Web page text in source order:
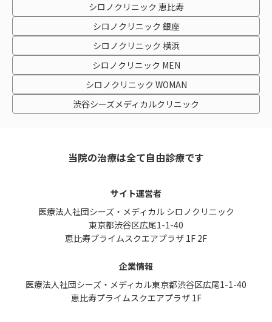
シロノクリニック 恵比寿
シロノクリニック 銀座
シロノクリニック 横浜
シロノクリニック MEN
シロノクリニック WOMAN
渋谷シーズメディカルクリニック
当院の治療は全て自由診療です
サイト運営者
医療法人社団シーズ・メディカル シロノクリニック
東京都渋谷区広尾1-1-40
恵比寿プライムスクエアプラザ 1F 2F
企業情報
医療法人社団シーズ・メディカル東京都渋谷区広尾1-1-40
恵比寿プライムスクエアプラザ 1F